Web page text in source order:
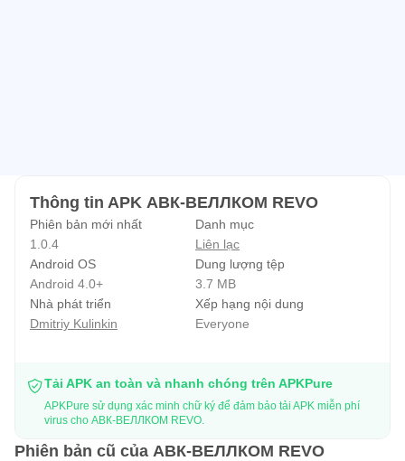
Thông tin APK АВК-ВЕЛЛКОМ REVO
Phiên bản mới nhất
1.0.4
Danh mục
Liên lạc
Android OS
Android 4.0+
Dung lượng tệp
3.7 MB
Nhà phát triển
Dmitriy Kulinkin
Xếp hạng nội dung
Everyone
Tải APK an toàn và nhanh chóng trên APKPure
APKPure sử dụng xác minh chữ ký để đảm bảo tải APK miễn phí
virus cho АВК-ВЕЛЛКОМ REVO.
Phiên bản cũ của АВК-ВЕЛЛКОМ REVO